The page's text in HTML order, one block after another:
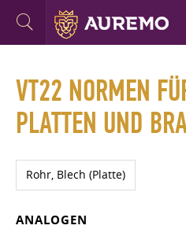
VT22 NORMEN
PLATTEN UND
Rohr, Blech (Platte)
ANALOGEN